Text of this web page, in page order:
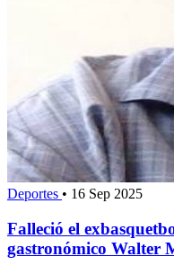
Deportes • 16 Sep 2025
Falleció el
gastronómico Walter